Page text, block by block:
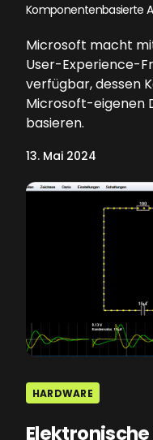
Komponentenbasierte
Microsoft macht
User-Experience-
verfügbar, dessen
Microsoft-eigenen
basieren.
13. Mai 2024
HARDWARE